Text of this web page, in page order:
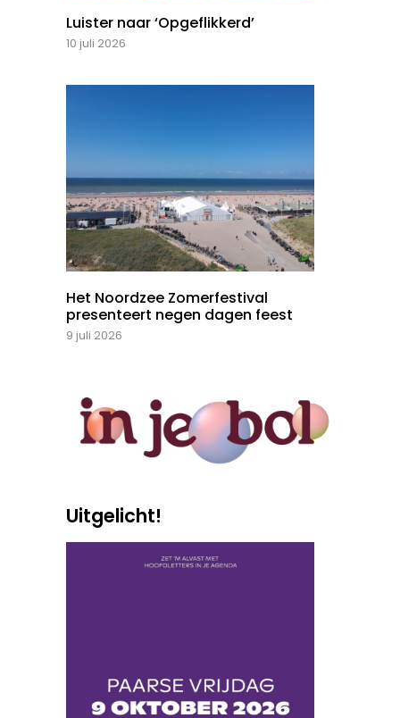
Luister naar ‘Opgeflikkerd’
10 juli 2026
Het Noordzee Zomerfestival
presenteert negen dagen feest
9 juli 2026
Uitgelicht!